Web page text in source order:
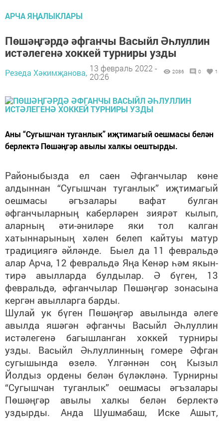
АРЧА ЯҢАЛЫКЛАРЫ
Пөшәңгәрдә әфганчы Васыйл Әһлуллин
истәлегенә хоккей турниры узды
Резеда Хәкимҗанова, 13 февраль 2022 -
20:26
2086 0 1
Аны “Сугышчан туганлык” иҗтимагый оешмасы белән
берлектә Пөшәңгәр авылы халкы оештырды.
Районыбызда ел саен Әфганчылар көне
алдыннан “Сугышчан туганлык” иҗтимагый
оешмасы әгъзалары вафат булган
әфганчыларның каберләрен зиярәт кылып,
аларның әти-әниләре яки тол калган
хатыннарының хәлен белеп кайтуы матур
традициягә әйләнде. Быел да 11 февральдә
алар Арча, 12 февральдә Яңа Кенәр һәм якын-
тирә авылларда булдылар. Ә бүген, 13
февральдә, әфганчылар Пөшәңгәр зонасына
кергән авылларга барды.
Шулай ук бүген Пөшәңгәр авылында әлеге
авылда яшәгән әфганчы Васыйл Әһлуллин
истәлегенә багышланган хоккей турниры
узды. Васыйл Әһлуллинның гомере Әфган
сугышында өзелә. Үлгәннән соң Кызыл
Йолдыз ордены белән бүләкләнә. Турнирны
“Сугышчан туганлык” оешмасы әгъзалары
Пөшәңгәр авылы халкы белән берлектә
уздырды. Анда Шушмабаш, Иске Ашыт,